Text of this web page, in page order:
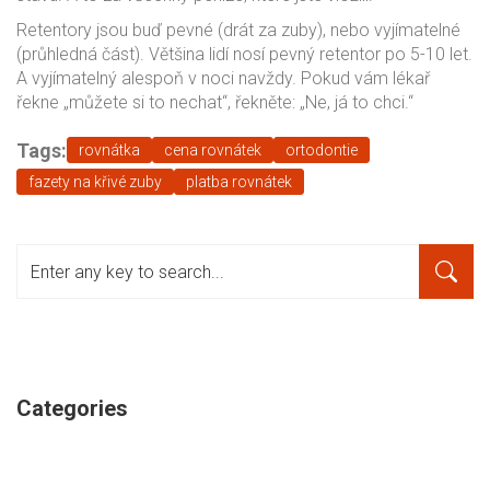
Retentory jsou buď pevné (drát za zuby), nebo vyjímatelné
(průhledná část). Většina lidí nosí pevný retentor po 5-10 let.
A vyjímatelný alespoň v noci navždy. Pokud vám lékař
řekne „můžete si to nechat“, řekněte: „Ne, já to chci.“
Tags: rovnátka cena rovnátek
ortodontie
fazety na křivé zuby
platba rovnátek
Categories